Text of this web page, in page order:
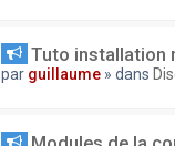
Tuto installation
par guillaume » dans